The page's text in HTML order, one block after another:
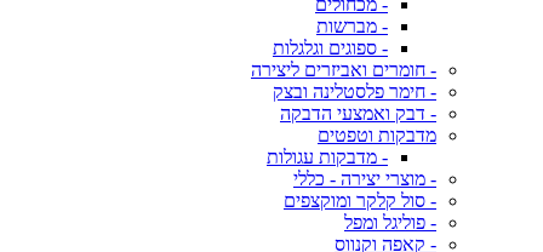
- מכחולים
- מברשות
- ספוגים וגלגלות
- חומרים ואביזרים ליצירה
- חימר פלסטלינה ובצק
- דבק ואמצעי הדבקה
מדבקות וטפטים
- מדבקות עגולות
- מוצרי יצירה - כללי
- סול קלקר ומוקצפים
- פוליגל ומפל
- קאפה וקנווס